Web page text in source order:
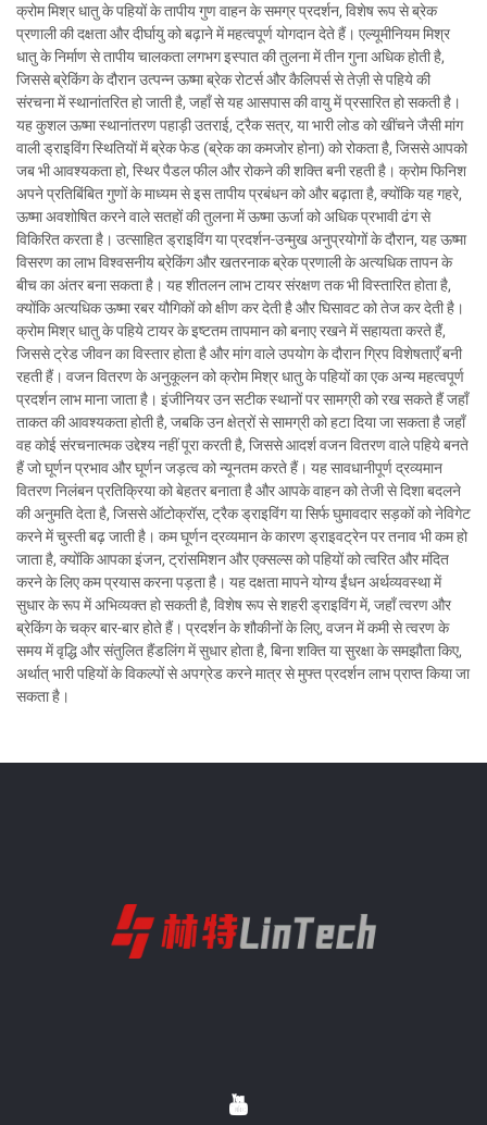
क्रोम मिश्र धातु के पहियों के तापीय गुण वाहन के समग्र प्रदर्शन, विशेष रूप से ब्रेक
प्रणाली की दक्षता और दीर्घायु को बढ़ाने में महत्वपूर्ण योगदान देते हैं। एल्यूमीनियम मिश्र
धातु के निर्माण से तापीय चालकता लगभग इस्पात की तुलना में तीन गुना अधिक होती है,
जिससे ब्रेकिंग के दौरान उत्पन्न ऊष्मा ब्रेक रोटर्स और कैलिपर्स से तेज़ी से पहिये की
संरचना में स्थानांतरित हो जाती है, जहाँ से यह आसपास की वायु में प्रसारित हो सकती है।
यह कुशल ऊष्मा स्थानांतरण पहाड़ी उतराई, ट्रैक सत्र, या भारी लोड को खींचने जैसी मांग
वाली ड्राइविंग स्थितियों में ब्रेक फेड (ब्रेक का कमजोर होना) को रोकता है, जिससे आपको
जब भी आवश्यकता हो, स्थिर पैडल फील और रोकने की शक्ति बनी रहती है। क्रोम फिनिश
अपने प्रतिबिंबित गुणों के माध्यम से इस तापीय प्रबंधन को और बढ़ाता है, क्योंकि यह गहरे,
ऊष्मा अवशोषित करने वाले सतहों की तुलना में ऊष्मा ऊर्जा को अधिक प्रभावी ढंग से
विकिरित करता है। उत्साहित ड्राइविंग या प्रदर्शन-उन्मुख अनुप्रयोगों के दौरान, यह ऊष्मा
विसरण का लाभ विश्वसनीय ब्रेकिंग और खतरनाक ब्रेक प्रणाली के अत्यधिक तापन के
बीच का अंतर बना सकता है। यह शीतलन लाभ टायर संरक्षण तक भी विस्तारित होता है,
क्योंकि अत्यधिक ऊष्मा रबर यौगिकों को क्षीण कर देती है और घिसावट को तेज कर देती है।
क्रोम मिश्र धातु के पहिये टायर के इष्टतम तापमान को बनाए रखने में सहायता करते हैं,
जिससे ट्रेड जीवन का विस्तार होता है और मांग वाले उपयोग के दौरान ग्रिप विशेषताएँ बनी
रहती हैं। वजन वितरण के अनुकूलन को क्रोम मिश्र धातु के पहियों का एक अन्य महत्वपूर्ण
प्रदर्शन लाभ माना जाता है। इंजीनियर उन सटीक स्थानों पर सामग्री को रख सकते हैं जहाँ
ताकत की आवश्यकता होती है, जबकि उन क्षेत्रों से सामग्री को हटा दिया जा सकता है जहाँ
वह कोई संरचनात्मक उद्देश्य नहीं पूरा करती है, जिससे आदर्श वजन वितरण वाले पहिये बनते
हैं जो घूर्णन प्रभाव और घूर्णन जड़त्व को न्यूनतम करते हैं। यह सावधानीपूर्ण द्रव्यमान
वितरण निलंबन प्रतिक्रिया को बेहतर बनाता है और आपके वाहन को तेजी से दिशा बदलने
की अनुमति देता है, जिससे ऑटोक्रॉस, ट्रैक ड्राइविंग या सिर्फ घुमावदार सड़कों को नेविगेट
करने में चुस्ती बढ़ जाती है। कम घूर्णन द्रव्यमान के कारण ड्राइवट्रेन पर तनाव भी कम हो
जाता है, क्योंकि आपका इंजन, ट्रांसमिशन और एक्सल्स को पहियों को त्वरित और मंदित
करने के लिए कम प्रयास करना पड़ता है। यह दक्षता मापने योग्य ईंधन अर्थव्यवस्था में
सुधार के रूप में अभिव्यक्त हो सकती है, विशेष रूप से शहरी ड्राइविंग में, जहाँ त्वरण और
ब्रेकिंग के चक्र बार-बार होते हैं। प्रदर्शन के शौकीनों के लिए, वजन में कमी से त्वरण के
समय में वृद्धि और संतुलित हैंडलिंग में सुधार होता है, बिना शक्ति या सुरक्षा के समझौता किए,
अर्थात् भारी पहियों के विकल्पों से अपग्रेड करने मात्र से मुफ्त प्रदर्शन लाभ प्राप्त किया जा
सकता है।